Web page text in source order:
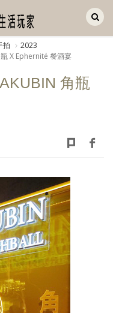
拍
2023
X Ephernité 餐酒宴
角瓶